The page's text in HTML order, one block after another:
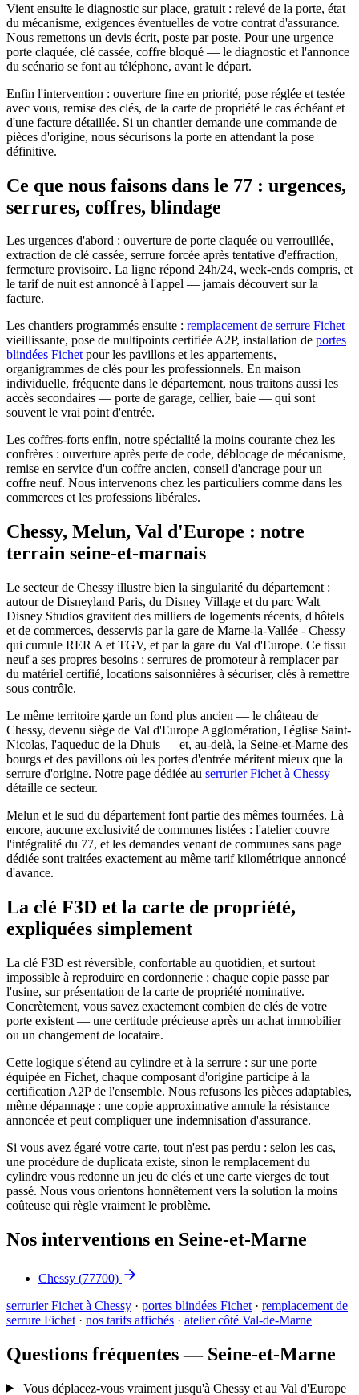
Vient ensuite le diagnostic sur place, gratuit : relevé de la porte, état
du mécanisme, exigences éventuelles de votre contrat d'assurance.
Nous remettons un devis écrit, poste par poste. Pour une urgence —
porte claquée, clé cassée, coffre bloqué — le diagnostic et l'annonce
du scénario se font au téléphone, avant le départ.
Enfin l'intervention : ouverture fine en priorité, pose réglée et testée
avec vous, remise des clés, de la carte de propriété le cas échéant et
d'une facture détaillée. Si un chantier demande une commande de
pièces d'origine, nous sécurisons la porte en attendant la pose
définitive.
Ce que nous faisons dans le 77 : urgences,
serrures, coffres, blindage
Les urgences d'abord : ouverture de porte claquée ou verrouillée,
extraction de clé cassée, serrure forcée après tentative d'effraction,
fermeture provisoire. La ligne répond 24h/24, week-ends compris, et
le tarif de nuit est annoncé à l'appel — jamais découvert sur la
facture.
Les chantiers programmés ensuite : remplacement de serrure Fichet
vieillissante, pose de multipoints certifiée A2P, installation de portes
blindées Fichetpour les pavillons et les appartements,
organigrammes de clés pour les professionnels. En maison
individuelle, fréquente dans le département, nous traitons aussi les
accès secondaires — porte de garage, cellier, baie — qui sont
souvent le vrai point d'entrée.
Les coffres-forts enfin, notre spécialité la moins courante chez les
confrères : ouverture après perte de code, déblocage de mécanisme,
remise en service d'un coffre ancien, conseil d'ancrage pour un
coffre neuf. Nous intervenons chez les particuliers comme dans les
commerces et les professions libérales.
Chessy, Melun, Val d'Europe : notre
terrain seine-et-marnais
Le secteur de Chessy illustre bien la singularité du département :
autour de Disneyland Paris, du Disney Village et du parc Walt
Disney Studios gravitent des milliers de logements récents, d'hôtels
et de commerces, desservis par la gare de Marne-la-Vallée - Chessy
qui cumule RER A et TGV, et par la gare du Val d'Europe. Ce tissu
neuf a ses propres besoins : serrures de promoteur à remplacer par
du matériel certifié, locations saisonnières à sécuriser, clés à remettre
sous contrôle.
Le même territoire garde un fond plus ancien — le château de
Chessy, devenu siège de Val d'Europe Agglomération, l'église Saint-
Nicolas, l'aqueduc de la Dhuis — et, au-delà, la Seine-et-Marne des
bourgs et des pavillons où les portes d'entrée méritent mieux que la
serrure d'origine. Notre page dédiée au serrurier Fichet à Chessy
détaille ce secteur.
Melun et le sud du département font partie des mêmes tournées. Là
encore, aucune exclusivité de communes listées : l'atelier couvre
l'intégralité du 77, et les demandes venant de communes sans page
dédiée sont traitées exactement au même tarif kilométrique annoncé
d'avance.
La clé F3D et la carte de propriété,
expliquées simplement
La clé F3D est réversible, confortable au quotidien, et surtout
impossible à reproduire en cordonnerie : chaque copie passe par
l'usine, sur présentation de la carte de propriété nominative.
Concrètement, vous savez exactement combien de clés de votre
porte existent — une certitude précieuse après un achat immobilier
ou un changement de locataire.
Cette logique s'étend au cylindre et à la serrure : sur une porte
équipée en Fichet, chaque composant d'origine participe à la
certification A2P de l'ensemble. Nous refusons les pièces adaptables,
même dépannage : une copie approximative annule la résistance
annoncée et peut compliquer une indemnisation d'assurance.
Si vous avez égaré votre carte, tout n'est pas perdu : selon les cas,
une procédure de duplicata existe, sinon le remplacement du
cylindre vous redonne un jeu de clés et une carte vierges de tout
passé. Nous vous orientons honnêtement vers la solution la moins
coûteuse qui règle vraiment le problème.
Nos interventions en Seine-et-Marne
Chessy (77700)
serrurier Fichet à Chessy · portes blindées Fichet · remplacement de
serrure Fichet · nos tarifs affichés · atelier côté Val-de-Marne
Questions fréquentes — Seine-et-Marne
Vous déplacez-vous vraiment jusqu'à Chessy et au Val d'Europe